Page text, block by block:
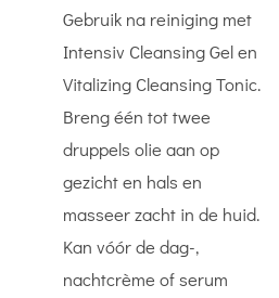
Gebruik na reiniging met
Intensiv Cleansing Gel en
Vitalizing Cleansing Tonic.
Breng één tot twee
druppels olie aan op
gezicht en hals en
masseer zacht in de huid.
Kan vóór de dag-,
nachtcrème of serum